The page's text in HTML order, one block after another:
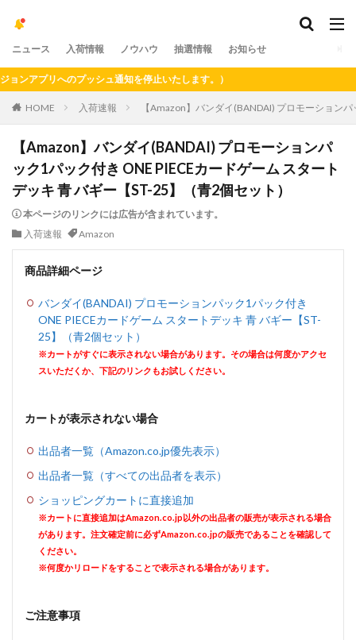
ニュース 入荷情報 ノウハウ 抽選情報 お知らせ
プリへのプッシュ通知を停止いたします。）
HOME 入荷速報 【Amazon】バンダイ(BANDAI) プロモーション
【Amazon】バンダイ(BANDAI) プロモーションパ
ック1パック付き ONE PIECEカードゲーム スタート
デッキ 青 バギー【ST-25】（青2個セット）
本ページのリンクには広告が含まれています。
入荷速報
Amazon
商品詳細ページ
バンダイ(BANDAI) プロモーションパック1パック付き
ONE PIECEカードゲーム スタートデッキ 青 バギー【ST-
25】（青2個セット）
※カートがすぐに表示されない場合があります。その場合は何度かアクセ
スいただくか、下記のリンクもお試しください。
カートが表示されない場合
出品者一覧（Amazon.co.jp優先表示）
出品者一覧（すべての出品者を表示）
ショッピングカートに直接追加
※カートに直接追加はAmazon.co.jp以外の出品者の販売が表示される場合
があります。注文確定前に必ずAmazon.co.jpの販売であることを確認して
ください。
※何度かリロードをすることで表示される場合があります。
ご注意事項